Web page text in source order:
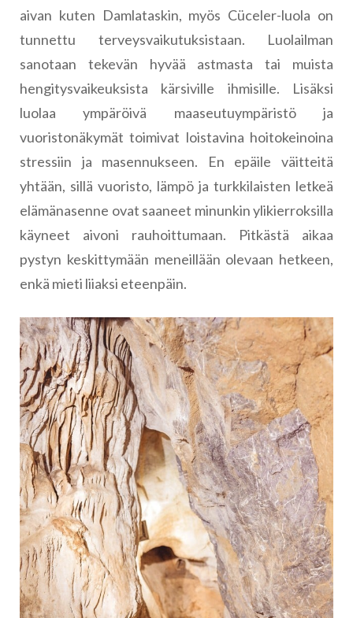
aivan kuten Damlataskin, myös Cüceler-luola on
tunnettu terveysvaikutuksistaan. Luolailman
sanotaan tekevän hyvää astmasta tai muista
hengitysvaikeuksista kärsiville ihmisille. Lisäksi
luolaa ympäröivä maaseutuympäristö ja
vuoristonäkymät toimivat loistavina hoitokeinoina
stressiin ja masennukseen. En epäile väitteitä
yhtään, sillä vuoristo, lämpö ja turkkilaisten letkeä
elämänasenne ovat saaneet minunkin ylikierroksilla
käyneet aivoni rauhoittumaan. Pitkästä aikaa
pystyn keskittymään meneillään olevaan hetkeen,
enkä mieti liiaksi eteenpäin.